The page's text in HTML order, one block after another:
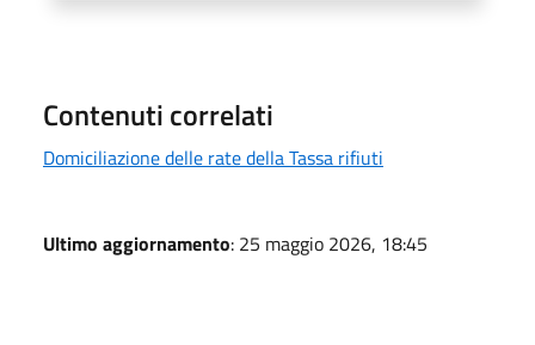
Contenuti correlati
Domiciliazione delle rate della Tassa rifiuti
Ultimo aggiornamento: 25 maggio 2026, 18:45